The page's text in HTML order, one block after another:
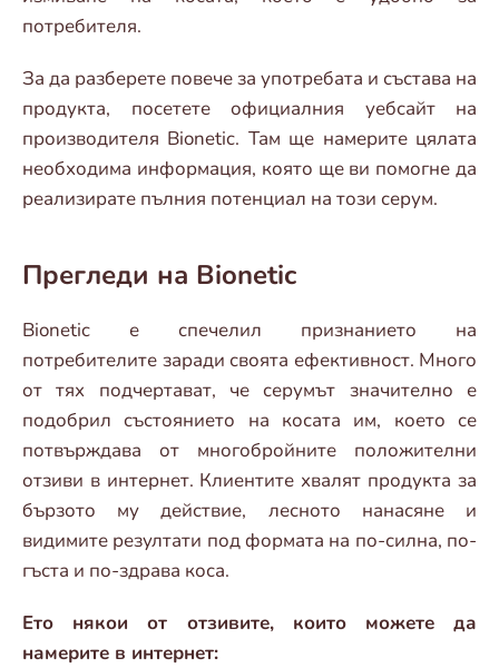
потребителя.
За да разберете повече за употребата и състава на
продукта, посетете официалния уебсайт на
производителя Bionetic. Там ще намерите цялата
необходима информация, която ще ви помогне да
реализирате пълния потенциал на този серум.
Прегледи на Bionetic
Bionetic е спечелил признанието на
потребителите заради своята ефективност. Много
от тях подчертават, че серумът значително е
подобрил състоянието на косата им, което се
потвърждава от многобройните положителни
отзиви в интернет. Клиентите хвалят продукта за
бързото му действие, лесното нанасяне и
видимите резултати под формата на по-силна, по-
гъста и по-здрава коса.
Ето някои от отзивите, които можете да
намерите в интернет: